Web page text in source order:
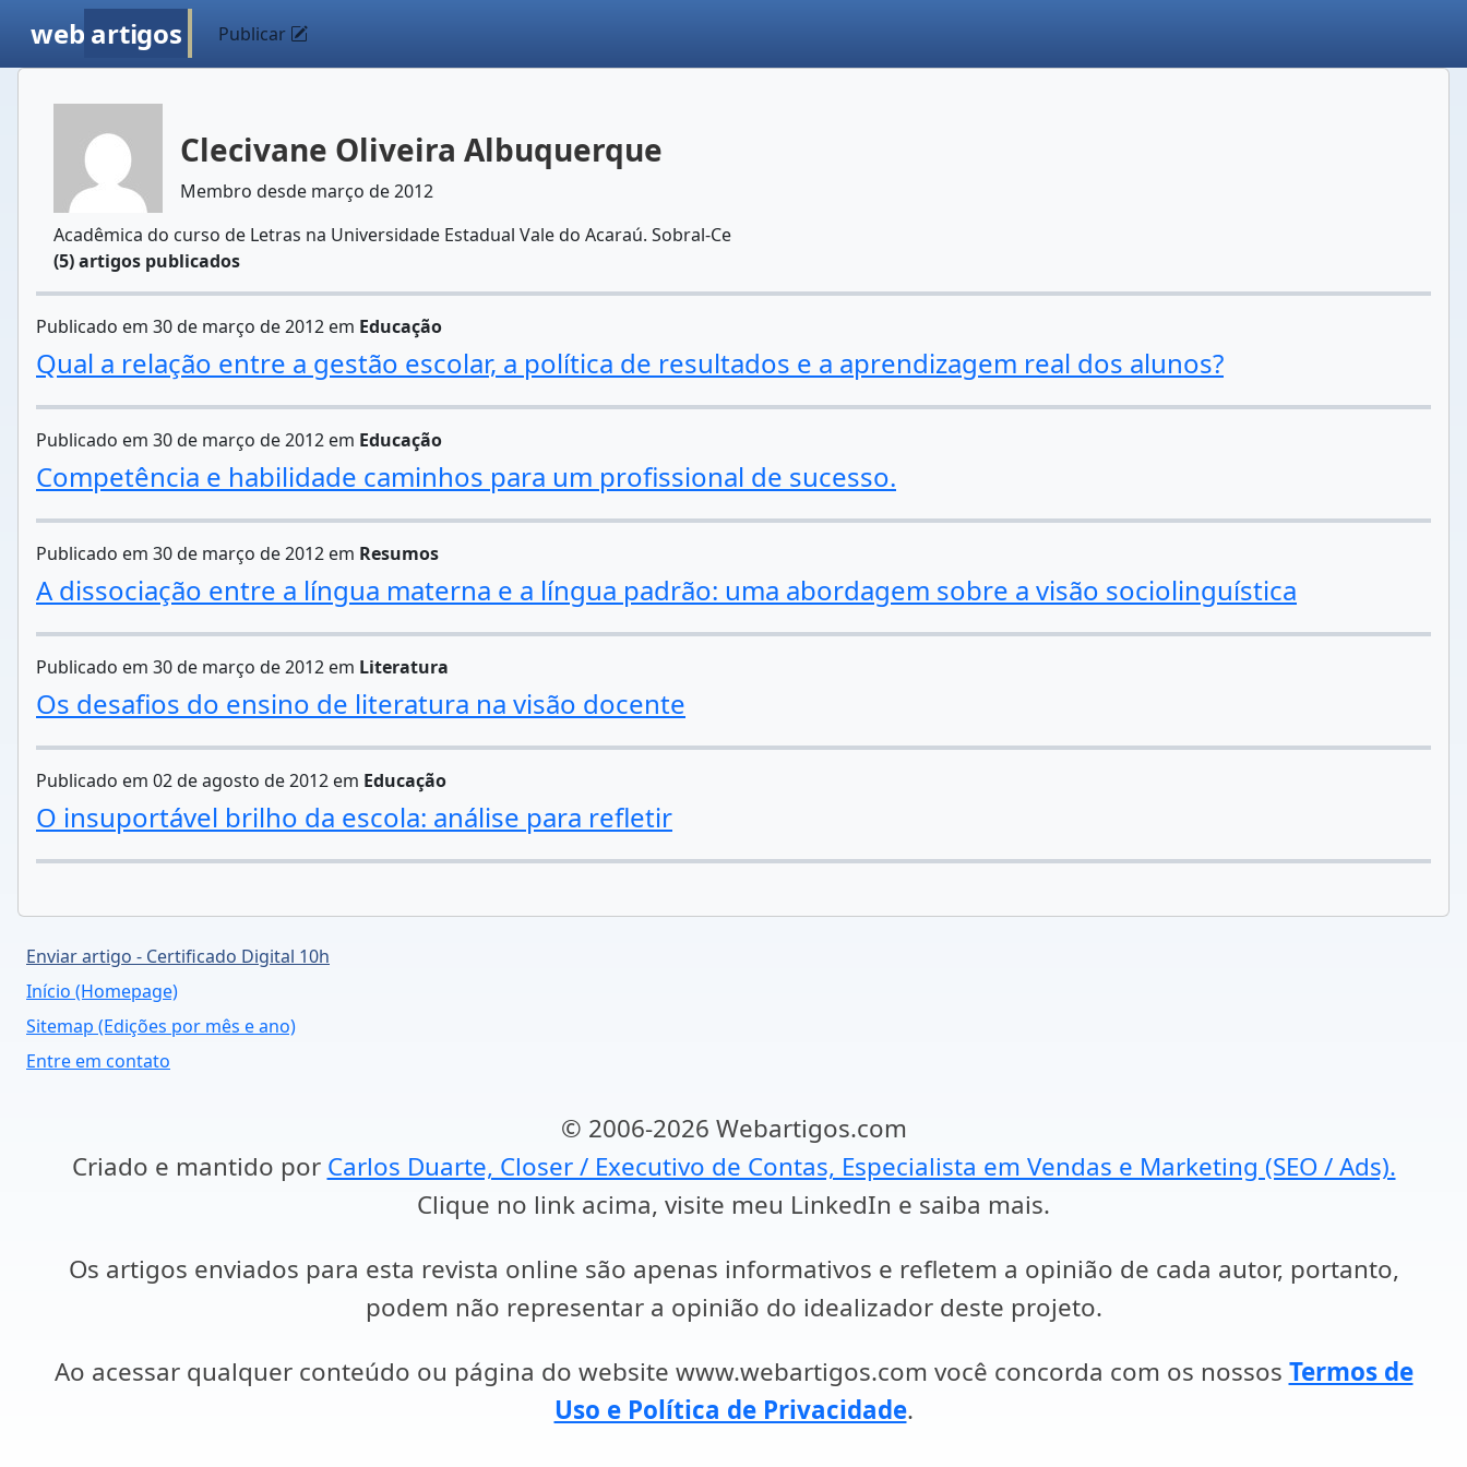
web artigos Publicar
Clecivane Oliveira Albuquerque
Membro desde março de 2012
Acadêmica do curso de Letras na Universidade Estadual Vale do Acaraú. Sobral-Ce
(5) artigos publicados
Publicado em 30 de março de 2012 em Educação
Qual a relação entre a gestão escolar, a política de resultados e a aprendizagem real dos alunos?
Publicado em 30 de março de 2012 em Educação
Competência e habilidade caminhos para um profissional de sucesso.
Publicado em 30 de março de 2012 em Resumos
A dissociação entre a língua materna e a língua padrão: uma abordagem sobre a visão sociolinguística
Publicado em 30 de março de 2012 em Literatura
Os desafios do ensino de literatura na visão docente
Publicado em 02 de agosto de 2012 em Educação
O insuportável brilho da escola: análise para refletir
Enviar artigo - Certificado Digital 10h
Início (Homepage)
Sitemap (Edições por mês e ano)
Entre em contato
© 2006-2026 Webartigos.com
Criado e mantido por Carlos Duarte, Closer / Executivo de Contas, Especialista em Vendas e Marketing (SEO / Ads).
Clique no link acima, visite meu LinkedIn e saiba mais.
Os artigos enviados para esta revista online são apenas informativos e refletem a opinião de cada autor, portanto,
podem não representar a opinião do idealizador deste projeto.
Ao acessar qualquer conteúdo ou página do website www.webartigos.com você concorda com os nossos Termos de
Uso e Política de Privacidade.